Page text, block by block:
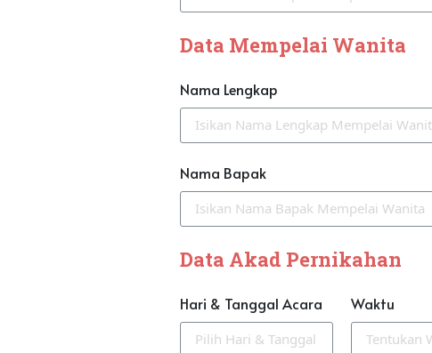
Data Mempelai Wanita
Nama Lengkap
Nama Bapak
Data Akad Pernikahan
Hari & Tanggal Acara Waktu